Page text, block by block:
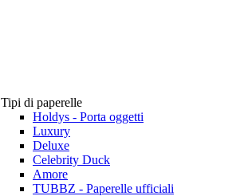
Tipi di paperelle
Holdys - Porta oggetti
Luxury
Deluxe
Celebrity Duck
Amore
TUBBZ - Paperelle ufficiali